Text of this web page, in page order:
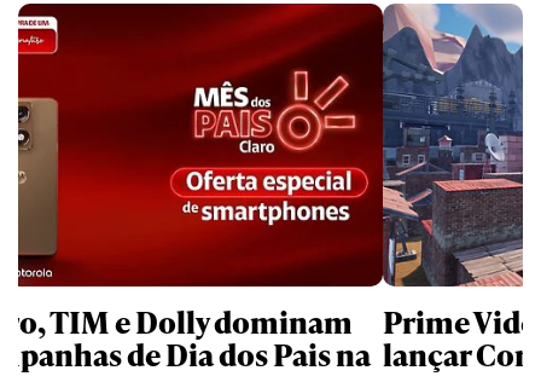
TIM e Dolly dominam
de Dia dos Pais na
Prime
lançar